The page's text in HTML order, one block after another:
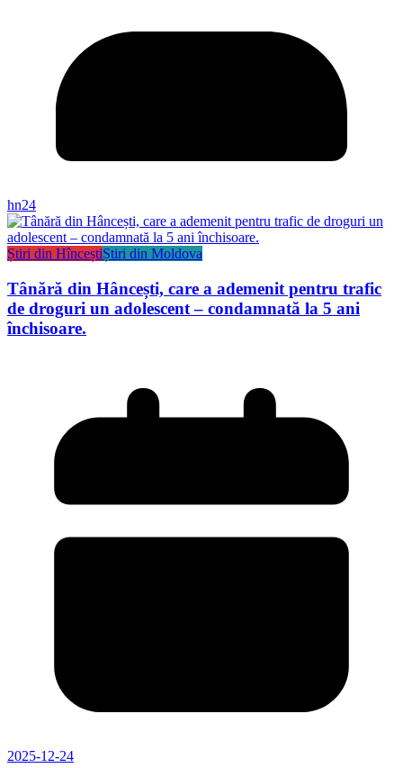
hn24
Știri din HînceștiȘtiri din Moldova
Tânără din Hâncești, care a ademenit pentru trafic
de droguri un adolescent – condamnată la 5 ani
închisoare.
2025-12-24